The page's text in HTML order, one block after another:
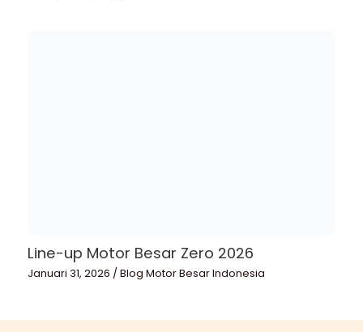
Line-up Motor Besar Zero 2026
Januari 31, 2026 /Blog Motor Besar Indonesia